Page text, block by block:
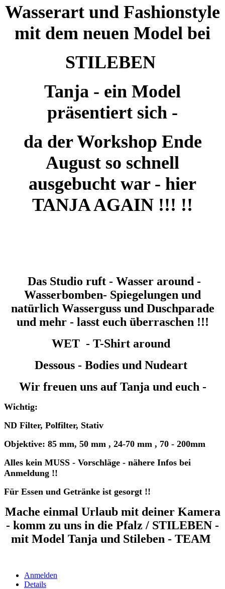
Wasserart und Fashionstyle
mit dem neuen Model bei
STILEBEN
Tanja - ein Model
präsentiert sich -
da der Workshop Ende
August so schnell
ausgebucht war - hier
TANJA AGAIN !!! !!
Das Studio ruft - Wasser around -
Wasserbomben- Spiegelungen und
natürlich Wasserguss und Duschparade
und mehr - lasst euch überraschen !!!
WET - T-Shirt around
Dessous - Bodies und Nudeart
Wir freuen uns auf Tanja und euch -
Wichtig:
ND Filter, Polfilter, Stativ
Objektive: 85 mm, 50 mm , 24-70 mm , 70 - 200mm
Alles kein MUSS - Vorschläge - nähere Infos bei
Anmeldung !!
Für Essen und Getränke ist gesorgt !!
Mache einmal Urlaub mit deiner Kamera
- komm zu uns in die Pfalz / STILEBEN -
mit Model Tanja und Stileben - TEAM
Anmelden
Details